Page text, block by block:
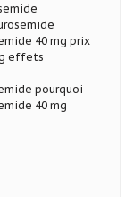
40 mg prix
effets
pourquoi
40 mg